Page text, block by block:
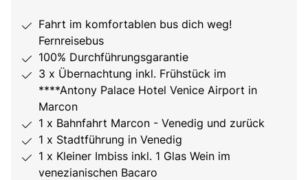
Fahrt im komfortablen bus dich weg!
Fernreisebus
100% Durchführungsgarantie
3 x Übernachtung inkl. Frühstück im
****Antony Palace Hotel Venice Airport in
Marcon
1 x Bahnfahrt Marcon - Venedig und zurück
1 x Stadtführung in Venedig
1 x Kleiner Imbiss inkl. 1 Glas Wein im
venezianischen Bacaro